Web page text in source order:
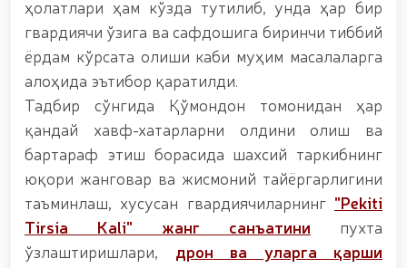
сиёсатига оид устувор вазифалар доимий
эътиборда. // Миллий гвардия қўмондони генерал-
полковник B.Tashmatov Ўзбекистон ҳуқуқни
муҳофаза қилиш органларининг Қўл жанги
федерацияси раиси этиб сайланди. // Миллий
гвардия шахсий таркибининг жанговар салоҳияти,
жисмоний ва маънавий тайёргарлигини
мустаҳкамлаш ҳамда замон талабларига мос
такомиллаштиришга қаратилган ишлар давом
эттирилмоқда. // Тизим фидойилари ҳурмат ва
эҳтиром билан нафақага кузатилди. // “Китобхон
ҳарбий оилалар” мавзусида адабий-бадиий кеча
ташкил этилди / / Ватанпарварлик ойлиги
доирасидаги тадбирлар / / Тошкентда қидирувда
ҳолатлари ҳам кўзда тутилиб, унда ҳар бир
гвардиячи ўзига ва сафдошига биринчи тиббий
ёрдам кўрсата олиши каби муҳим масалаларга
алоҳида эътибор қаратилди.
Тадбир сўнгида Қўмондон томонидан ҳар
қандай хавф-хатарларни олдини олиш ва
бартараф этиш борасида шахсий таркибнинг
юқори жанговар ва жисмоний тайёргарлигини
таъминлаш, хусусан гвардиячиларнинг "Pekiti
Tirsia Kali" жанг санъатини пухта
ўзлаштиришлари, дрон ва уларга қарши